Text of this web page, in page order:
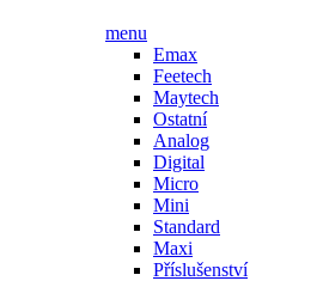
menu
Emax
Feetech
Maytech
Ostatní
Analog
Digital
Micro
Mini
Standard
Maxi
Příslušenství